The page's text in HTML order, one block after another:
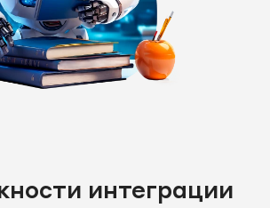
интеграции